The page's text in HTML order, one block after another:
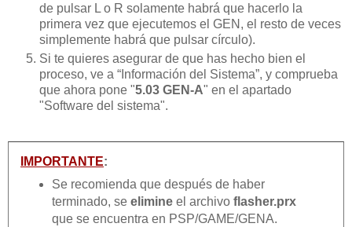
de pulsar L o R solamente habrá que hacerlo la
primera vez que ejecutemos el GEN, el resto de veces
simplemente habrá que pulsar círculo).
Si te quieres asegurar de que has hecho bien el
proceso, ve a “Información del Sistema”, y comprueba
que ahora pone "5.03 GEN-A" en el apartado
"Software del sistema".
IMPORTANTE:
Se recomienda que después de haber
terminado, se elimine el archivo flasher.prx
que se encuentra en PSP/GAME/GENA.